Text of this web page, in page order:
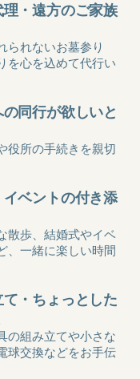
・遠方のご家族
られないお墓参り
を心を込めて代行い
同行が欲しいと
役所の手続きを親切
ベントの付き添
散歩、結婚式やイベ
、一緒に楽しい時間
・ちょっとした
の組み立てや小さな
球交換などをお手伝